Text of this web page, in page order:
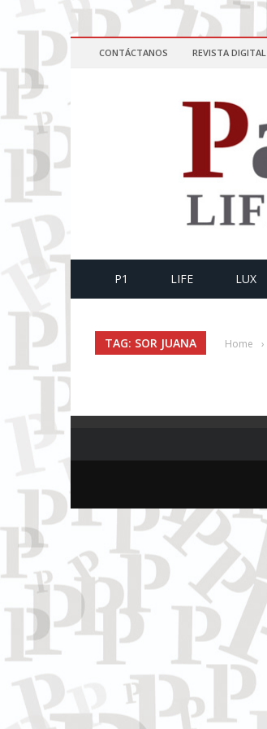
CONTÁCTANOS REVISTA DIGITAL
P1 LIFE LUX
TAG: SOR JUANA Home ›